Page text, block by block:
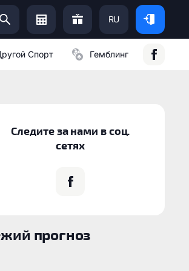
RU
Спорт Гемблинг
Следите за нами в соц.
сетях
прогноз